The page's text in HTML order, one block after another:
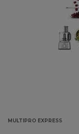
MULTIPRO EXPRESS